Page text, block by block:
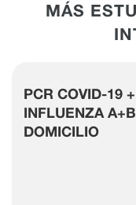
MÁS
PCR COVID-19 +
INFLUENZA
DOMICILIO